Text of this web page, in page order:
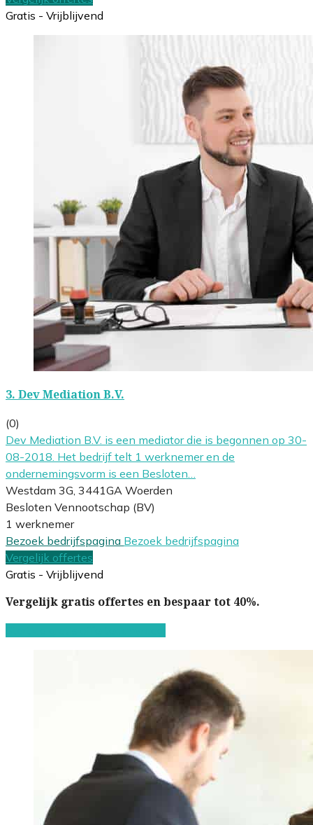
Gratis - Vrijblijvend
3. Dev Mediation B.V.
(0)
Dev Mediation B.V. is een mediator die is begonnen op 30-
08-2018. Het bedrijf telt 1 werknemer en de
ondernemingsvorm is een Besloten…
Westdam 3G, 3441GA Woerden
Besloten Vennootschap (BV)
1 werknemer
Bezoek bedrijfspagina Bezoek bedrijfspagina
Vergelijk offertes
Gratis - Vrijblijvend
Vergelijk gratis offertes en bespaar tot 40%.